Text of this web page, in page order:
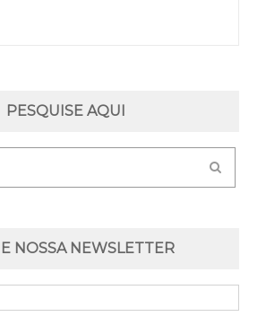
PESQUISE AQUI
NOSSA NEWSLETTER